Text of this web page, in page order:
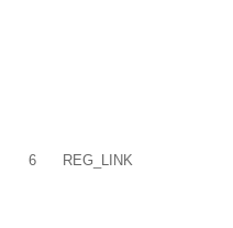
6 REG_LINK